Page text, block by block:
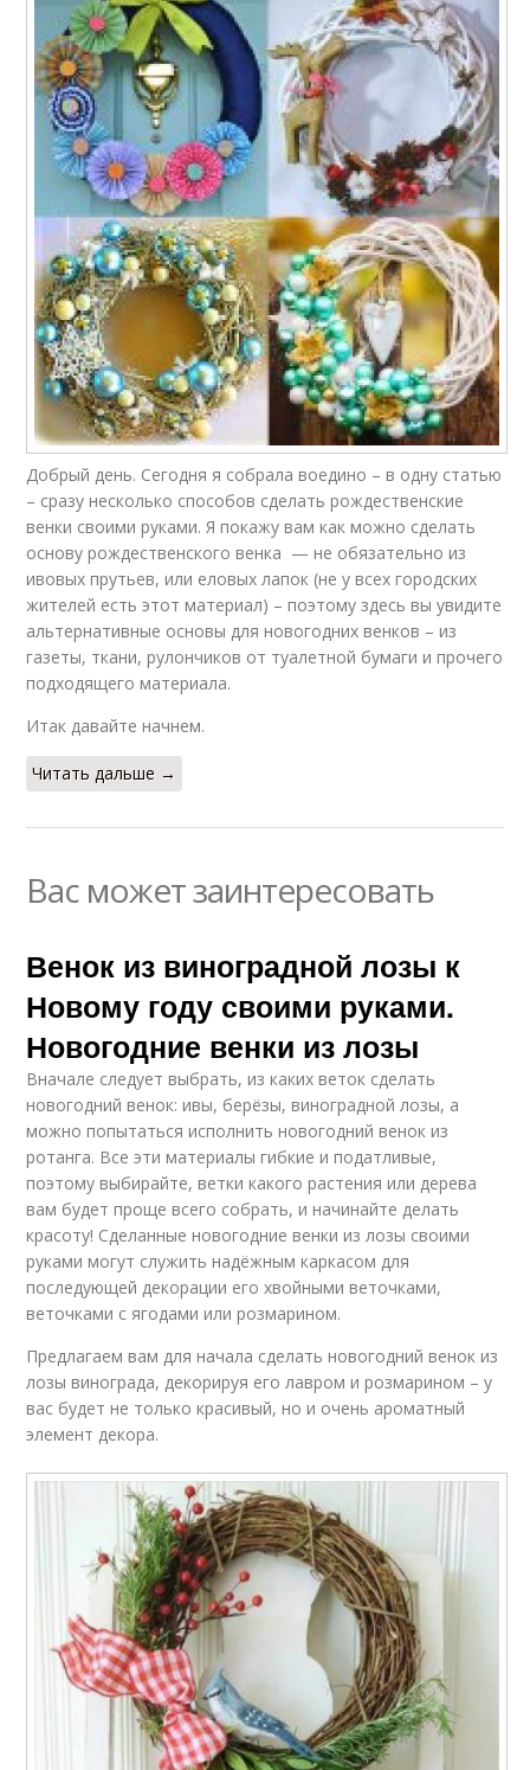
Венки из бумажной
лозы
Венка из газетных
трубочек
Добрый день. Сегодня я собрала воедино – в одну статью
– сразу несколько способов сделать рождественские
венки своими руками. Я покажу вам как можно сделать
основу рождественского венка — не обязательно из
ивовых прутьев, или еловых лапок (не у всех городских
жителей есть этот материал) – поэтому здесь вы увидите
альтернативные основы для новогодних венков – из
газеты, ткани, рулончиков от туалетной бумаги и прочего
подходящего материала.
Итак давайте начнем.
Читать дальше →
Вас может заинтересовать
Венок из виноградной лозы к
Новому году своими руками.
Новогодние венки из лозы
Вначале следует выбрать, из каких веток сделать
новогодний венок: ивы, берёзы, виноградной лозы, а
можно попытаться исполнить новогодний венок из
ротанга. Все эти материалы гибкие и податливые,
поэтому выбирайте, ветки какого растения или дерева
вам будет проще всего собрать, и начинайте делать
красоту! Сделанные новогодние венки из лозы своими
руками могут служить надёжным каркасом для
последующей декорации его хвойными веточками,
веточками с ягодами или розмарином.
Предлагаем вам для начала сделать новогодний венок из
лозы винограда, декорируя его лавром и розмарином – у
вас будет не только красивый, но и очень ароматный
элемент декора.